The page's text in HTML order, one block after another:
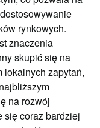
rynkowych.
znaczenia
skupić się na
lokalnych zapytań,
na rozwój
się coraz bardziej